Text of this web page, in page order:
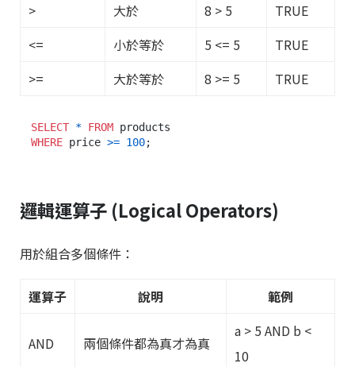
>
大於 8 > 5
TRUE
<=
小於等於 5 <= 5
TRUE
>=
大於等於 8 >= 5 TRUE
SELECT * FROM
WHERE price >= 100
邏輯運算子 (Logical Operators)
用於組合多個條件：
運算子 說明 範例
AND 兩個條件都為真才為真
a > 5 AND b <
10